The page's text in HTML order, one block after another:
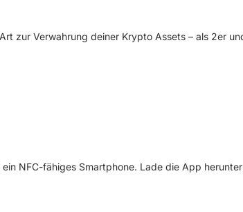
zur Verwahrung deiner Krypto Assets – als 2er
ein NFC-fähiges Smartphone. Lade die App